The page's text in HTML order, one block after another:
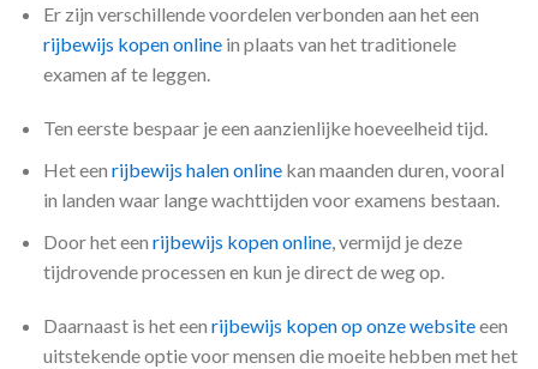
Er zijn verschillende voordelen verbonden aan het een
rijbewijs kopen onlinein plaats van het traditionele
examen af te leggen.
Ten eerste bespaar je een aanzienlijke hoeveelheid tijd.
Het een rijbewijs halen onlinekan maanden duren, vooral
in landen waar lange wachttijden voor examens bestaan.
Door het een rijbewijs kopen online, vermijd je deze
tijdrovende processen en kun je direct de weg op.
Daarnaast is het een rijbewijs kopen op onze websiteeen
uitstekende optie voor mensen die moeite hebben met het